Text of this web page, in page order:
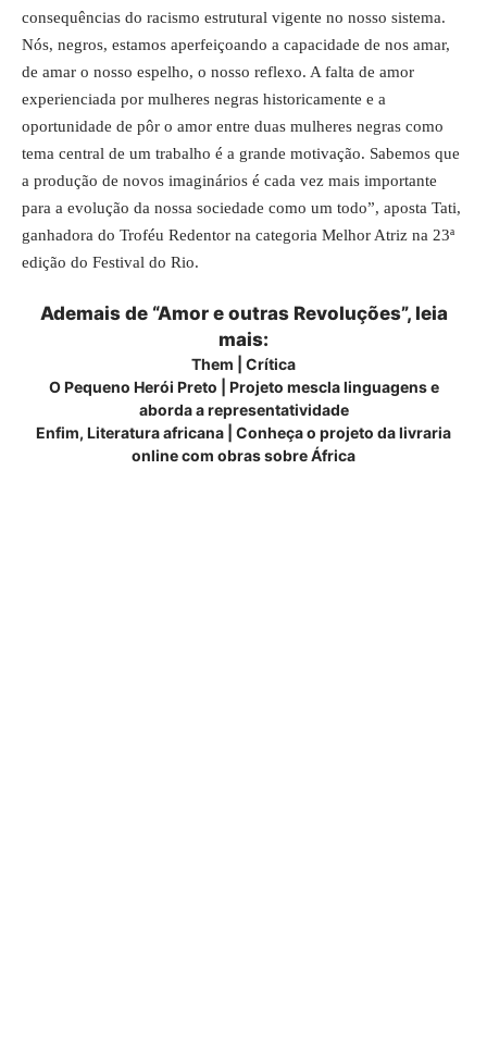
consequências do racismo estrutural vigente no nosso sistema.
Nós, negros, estamos aperfeiçoando a capacidade de nos amar,
de amar o nosso espelho, o nosso reflexo. A falta de amor
experienciada por mulheres negras historicamente e a
oportunidade de pôr o amor entre duas mulheres negras como
tema central de um trabalho é a grande motivação. Sabemos que
a produção de novos imaginários é cada vez mais importante
para a evolução da nossa sociedade como um todo”, aposta Tati,
ganhadora do Troféu Redentor na categoria Melhor Atriz na 23ª
edição do Festival do Rio.
Ademais de “Amor e outras Revoluções”, leia
mais:
Them | Crítica
O Pequeno Herói Preto | Projeto mescla linguagens e
aborda a representatividade
Enfim, Literatura africana | Conheça o projeto da livraria
online com obras sobre África